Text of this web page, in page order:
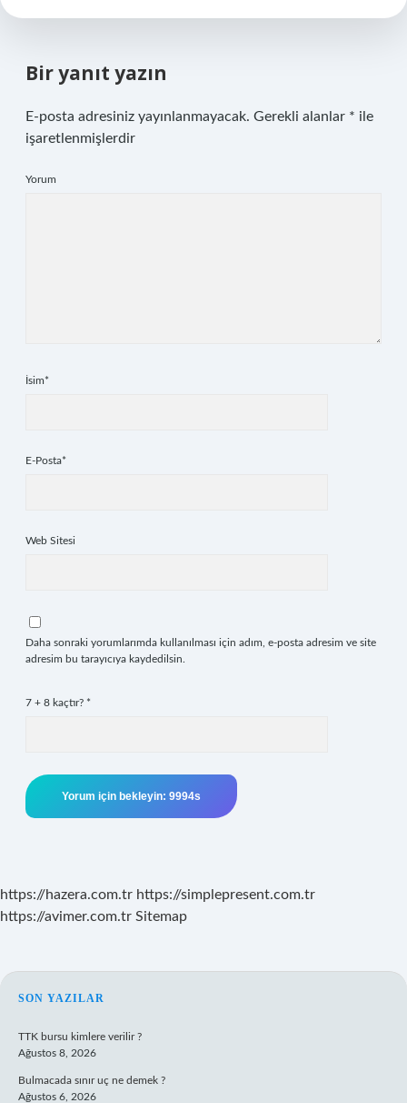
Bir yanıt yazın
E-posta adresiniz yayınlanmayacak. Gerekli alanlar * ile
işaretlenmişlerdir
Yorum
İsim*
E-Posta*
Web Sitesi
Daha sonraki yorumlarımda kullanılması için adım, e-posta adresim ve site
adresim bu tarayıcıya kaydedilsin.
7 + 8 kaçtır? *
https://hazera.com.tr https://simplepresent.com.tr
https://avimer.com.tr Sitemap
SIDEBAR
SON YAZILAR
TTK bursu kimlere verilir ?
Ağustos 8, 2026
Bulmacada sınır uç ne demek ?
Ağustos 6, 2026